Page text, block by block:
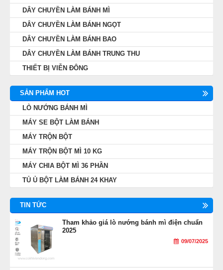
DÂY CHUYỀN LÀM BÁNH MÌ
DÂY CHUYỀN LÀM BÁNH NGỌT
DÂY CHUYỀN LÀM BÁNH BAO
DÂY CHUYỀN LÀM BÁNH TRUNG THU
THIẾT BỊ VIỄN ĐÔNG
SẢN PHẨM HOT
LÒ NƯỚNG BÁNH MÌ
MÁY SE BỘT LÀM BÁNH
MÁY TRỘN BỘT
MÁY TRỘN BỘT MÌ 10 KG
MÁY CHIA BỘT MÌ 36 PHẦN
TỦ Ủ BỘT LÀM BÁNH 24 KHAY
TIN TỨC
Tham khảo giá lò nướng bánh mì điện chuẩn
2025
09/07/2025